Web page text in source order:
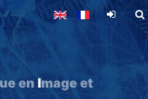
enImage et